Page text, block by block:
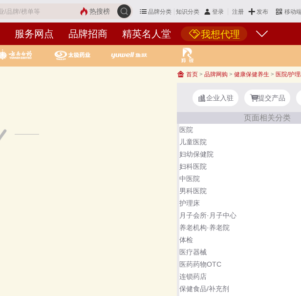
品牌分类 知识分类 登录 注册 发布 移动
热搜榜
服务网点 品牌招商 精英名人堂 我想代理
首页 > 品牌网购 > 健康保健养生 > 医院/护
企业入驻 提交产品
页面相关分类
医院
儿童医院
妇幼保健院
妇科医院
中医院
男科医院
护理床
月子会所·月子中心
养老机构·养老院
体检
医疗器械
医药药物OTC
连锁药店
保健食品/补充剂